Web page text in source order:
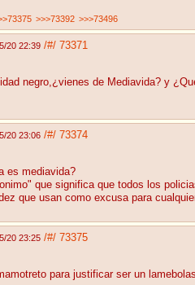
>>>73392 >>>73496
20 22:39 /#/ 73371
negro,¿vienes de Mediavida? y
20 23:06 /#/ 73374
es mediavida?
que significa que todos los
que usan como excusa para
20 23:25 /#/ 73375
para justificar ser un